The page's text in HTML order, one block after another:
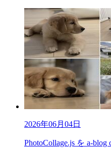
2026年06月04日
PhotoCollage.js を a-